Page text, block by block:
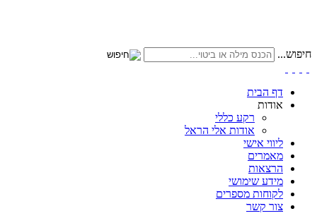
חיפוש...
דף הבית
אודות
רקע כללי
אודות אלי הראל
ליווי אישי
מאמרים
הרצאות
מידע שימושי
לקוחות מספרים
צור קשר